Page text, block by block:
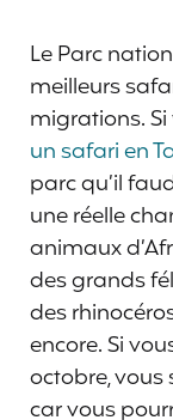
Le Parc
meilleurs
migrations.
un safari en
parc qu’il
une réelle
animaux
des grands
des
encore. Si
octobre, vous
car vous